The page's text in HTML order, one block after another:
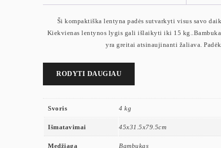
Ši kompaktiška lentyna padės sutvarkyti visus savo
Kiekvienas lentynos lygis gali išlaikyti iki 15
yra greitai atsinaujinanti žaliava.
RODYTI DAUGIAU
Svoris 4 kg
Išmatavimai 45x31.5x79.5cm
Medžiaga Bambukas